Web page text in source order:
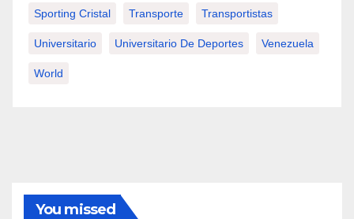
Sporting Cristal Transporte Transportistas
Universitario Universitario De Deportes Venezuela
World
You missed